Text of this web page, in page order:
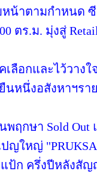
หน้าตามกำหนด
ตร.ม. มุ่งสู่
ลือกและไว้วางใ
ยืนหนึ่งอสังหาฯร
ฤกษา Sold Out
ใหญ่ "PRUKSA
แป้ก ครึ่งปีหลัง